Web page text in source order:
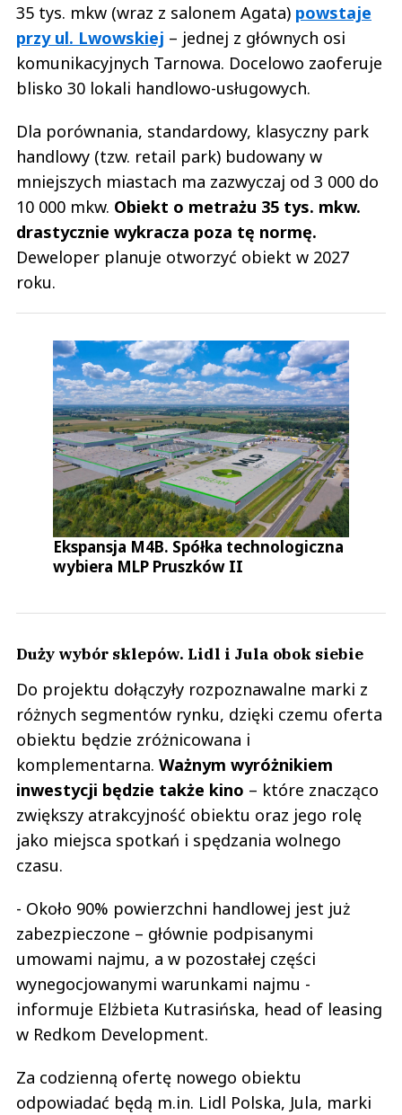
35 tys. mkw (wraz z salonem Agata) powstaje
przy ul. Lwowskiej – jednej z głównych osi
komunikacyjnych Tarnowa. Docelowo zaoferuje
blisko 30 lokali handlowo-usługowych.
Dla porównania, standardowy, klasyczny park
handlowy (tzw. retail park) budowany w
mniejszych miastach ma zazwyczaj od 3 000 do
10 000 mkw. Obiekt o metrażu 35 tys. mkw.
drastycznie wykracza poza tę normę.
Deweloper planuje otworzyć obiekt w 2027
roku.
Ekspansja M4B. Spółka technologiczna
wybiera MLP Pruszków II
Duży wybór sklepów. Lidl i Jula obok siebie
Do projektu dołączyły rozpoznawalne marki z
różnych segmentów rynku, dzięki czemu oferta
obiektu będzie zróżnicowana i
komplementarna. Ważnym wyróżnikiem
inwestycji będzie także kino – które znacząco
zwiększy atrakcyjność obiektu oraz jego rolę
jako miejsca spotkań i spędzania wolnego
czasu.
- Około 90% powierzchni handlowej jest już
zabezpieczone – głównie podpisanymi
umowami najmu, a w pozostałej części
wynegocjowanymi warunkami najmu -
informuje Elżbieta Kutrasińska, head of leasing
w Redkom Development.
Za codzienną ofertę nowego obiektu
odpowiadać będą m.in. Lidl Polska, Jula, marki